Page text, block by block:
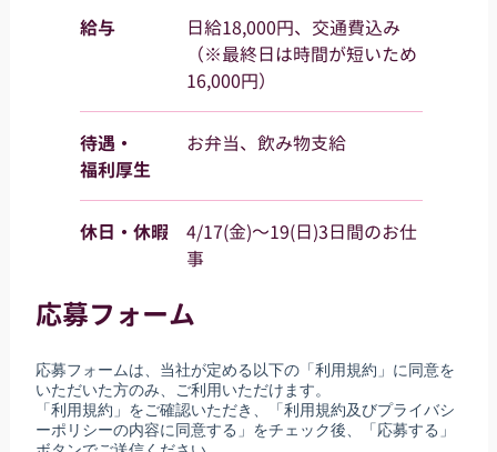
給与
日給18,000円、交通費込み
（※最終日は時間が短いため
16,000円）
待遇・
福利厚生
お弁当、飲み物支給
休日・休暇
4/17(金)～19(日)3日間のお仕
事
応募フォーム